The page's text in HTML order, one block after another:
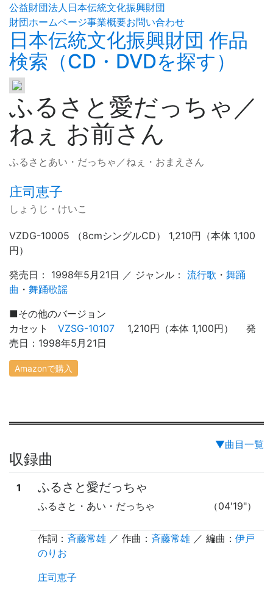
公益財団法人日本伝統文化振興財団
財団ホームページ事業概要お問い合わせ
日本伝統文化振興財団 作品
検索（CD・DVDを探す）
ふるさと愛だっちゃ／
ねぇ お前さん
ふるさとあい・だっちゃ／ねぇ・おまえさん
庄司恵子
しょうじ・けいこ
VZDG-10005 （8cmシングルCD） 1,210円（本体 1,100
円）
発売日： 1998年5月21日 ／ ジャンル： 流行歌 ・ 舞踊
曲 ・ 舞踊歌謡
■その他のバージョン
カセット VZSG-10107 1,210円（本体 1,100円） 発
売日：1998年5月21日
Amazonで購入
▼曲目一覧
収録曲
1 ふるさと愛だっちゃ
（04'19"）
ふるさと・あい・だっちゃ
作詞： 斉藤常雄 ／ 作曲： 斉藤常雄 ／ 編曲： 伊戸
のりお
庄司恵子